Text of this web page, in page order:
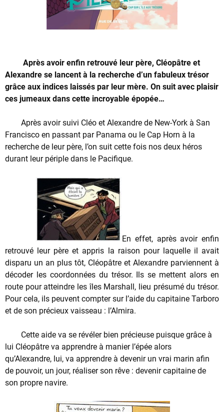
Après avoir enfin retrouvé leur père, Cléopâtre et
Alexandre se lancent à la recherche d’un fabuleux trésor
grâce aux indices laissés par leur mère. On suit avec plaisir
ces jumeaux dans cette incroyable épopée…
Après avoir suivi Cléo et Alexandre de New-York à San
Francisco en passant par Panama ou le Cap Horn à la
recherche de leur père, l’on suit cette fois nos deux héros
durant leur périple dans le Pacifique.
En effet, après avoir enfin
retrouvé leur père et appris la raison pour laquelle il avait
disparu un an plus tôt, Cléopâtre et Alexandre parviennent à
décoder les coordonnées du trésor. Ils se mettent alors en
route pour atteindre les îles Marshall, lieu présumé du trésor.
Pour cela, ils peuvent compter sur l’aide du capitaine Tarboro
et de son précieux vaisseau : l’Almira.
Cette aide va se révéler bien précieuse puisque grâce à
lui Cléopâtre va apprendre à manier l’épée alors
qu’Alexandre, lui, va apprendre à devenir un vrai marin afin
de pouvoir, un jour, réaliser son rêve : devenir capitaine de
son propre navire.